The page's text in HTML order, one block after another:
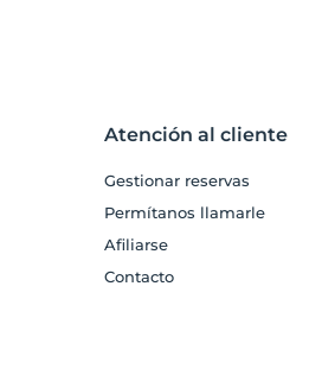
Atención al cliente
Gestionar reservas
Permítanos llamarle
Afiliarse
Contacto